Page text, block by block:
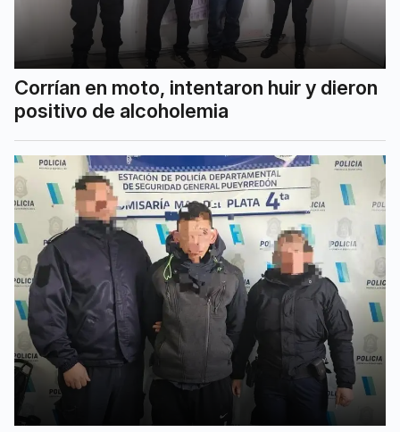
Corrían en moto, intentaron huir y dieron
positivo de alcoholemia